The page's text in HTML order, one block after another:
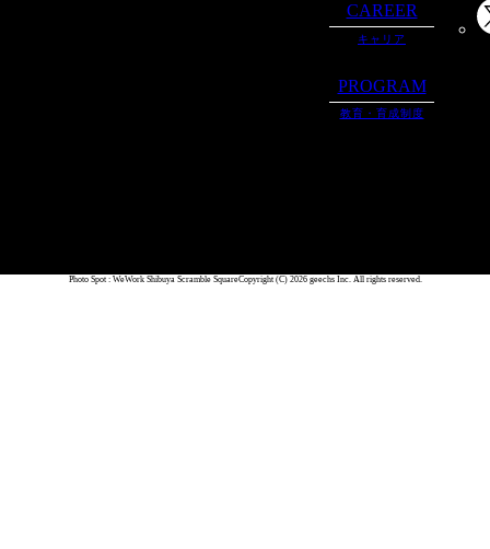
CAREER
キャリア
PROGRAM
教育・育成制度
Photo Spot : WeWork Shibuya Scramble SquareCopyright (C) 2026 geechs Inc. All rights reserved.